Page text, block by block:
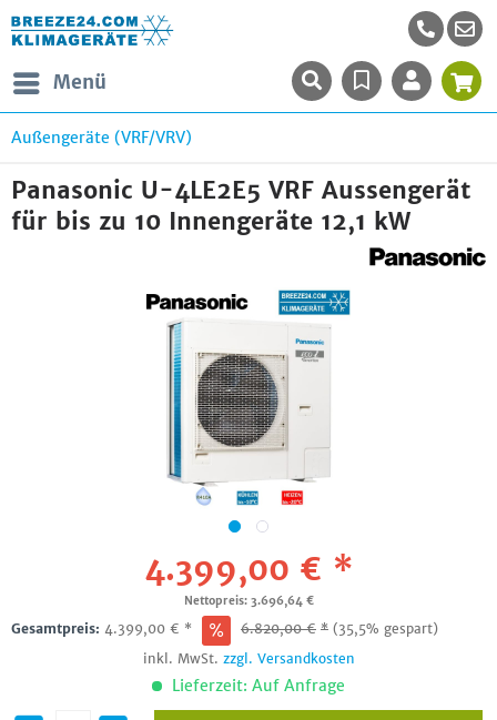
Menü
Außengeräte (VRF/VRV)
Panasonic U-4LE2E5 VRF Aussengerät
für bis zu 10 Innengeräte 12,1 kW
4.399,00 € *
Nettopreis: 3.696,64 €
Gesamtpreis: 4.399,00 € * 6.820,00€ * (35,5% gespart)
inkl. MwSt. zzgl. Versandkosten
Lieferzeit: Auf Anfrage